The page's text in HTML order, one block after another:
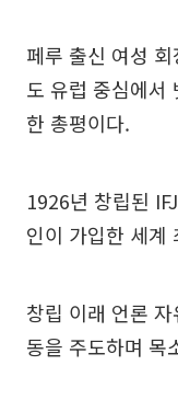
페루 출신 여성
도 유럽 중심에서
한 총평이다.
1926년 창립된
인이 가입한 세계
창립 이래 언론
동을 주도하며 목